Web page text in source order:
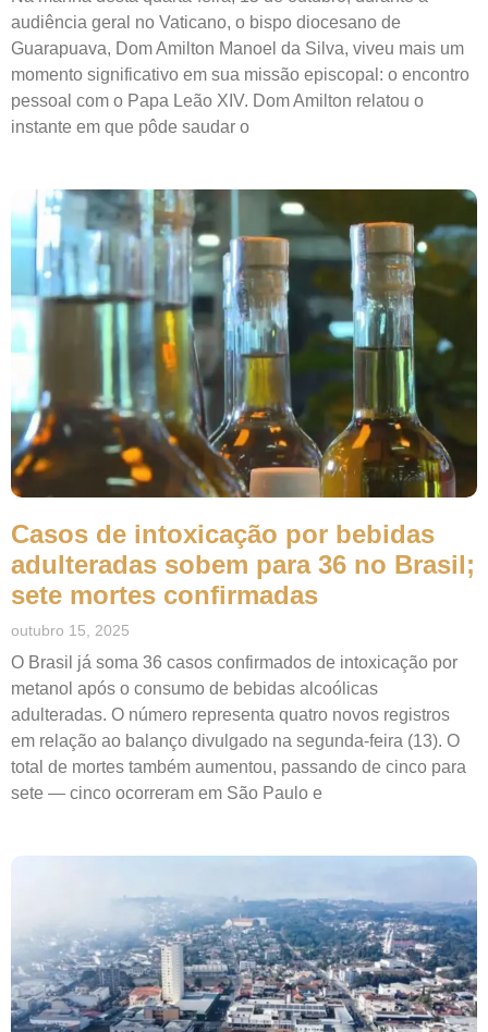
audiência geral no Vaticano, o bispo diocesano de
Guarapuava, Dom Amilton Manoel da Silva, viveu mais um
momento significativo em sua missão episcopal: o encontro
pessoal com o Papa Leão XIV. Dom Amilton relatou o
instante em que pôde saudar o
Casos de intoxicação por bebidas
adulteradas sobem para 36 no Brasil;
sete mortes confirmadas
outubro 15, 2025
O Brasil já soma 36 casos confirmados de intoxicação por
metanol após o consumo de bebidas alcoólicas
adulteradas. O número representa quatro novos registros
em relação ao balanço divulgado na segunda-feira (13). O
total de mortes também aumentou, passando de cinco para
sete — cinco ocorreram em São Paulo e